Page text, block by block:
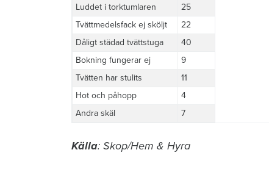
Luddet i torktumlaren
25
Tvättmedelsfack ej sköljt
22
Dåligt städad tvättstuga
40
Bokning fungerar ej
9
Tvätten har stulits
11
Hot och påhopp
4
Andra skäl
7
Källa: Skop/Hem & Hyra